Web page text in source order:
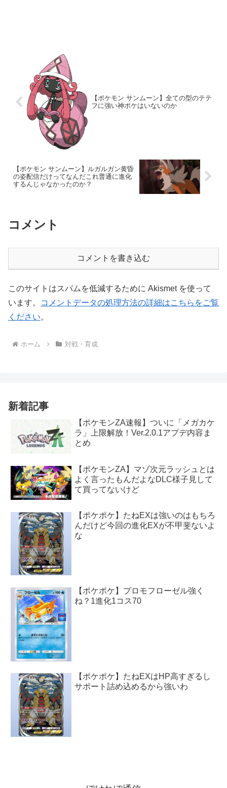
【ポケモン サンムーン】全ての型のテテ
フに強い神ポケはいないのか
【ポケモン サンムーン】ルガルガン黄昏
の姿配信だけってなんだこれ普通に進化
するんじゃなかったのか？
コメント
コメントを書き込む
このサイトはスパムを低減するために Akismet を使って
います。
コメントデータの処理方法の詳細はこちらをご覧
ください。
ホーム 対戦・育成
新着記事
【ポケモンZA速報】ついに「メガカケ
ラ」上限解放！Ver.2.0.1アプデ内容ま
とめ
【ポケモンZA】マゾ次元ラッシュとは
よく言ったもんだよなDLC様子見して
て買ってないけど
【ポケポケ】たねEXは強いのはもちろ
んだけど今回の進化EXが不甲斐ないよ
な
【ポケポケ】プロモフローゼル強く
ね？1進化1コス70
【ポケポケ】たねEXはHP高すぎるし
サポート詰め込めるから強いわ